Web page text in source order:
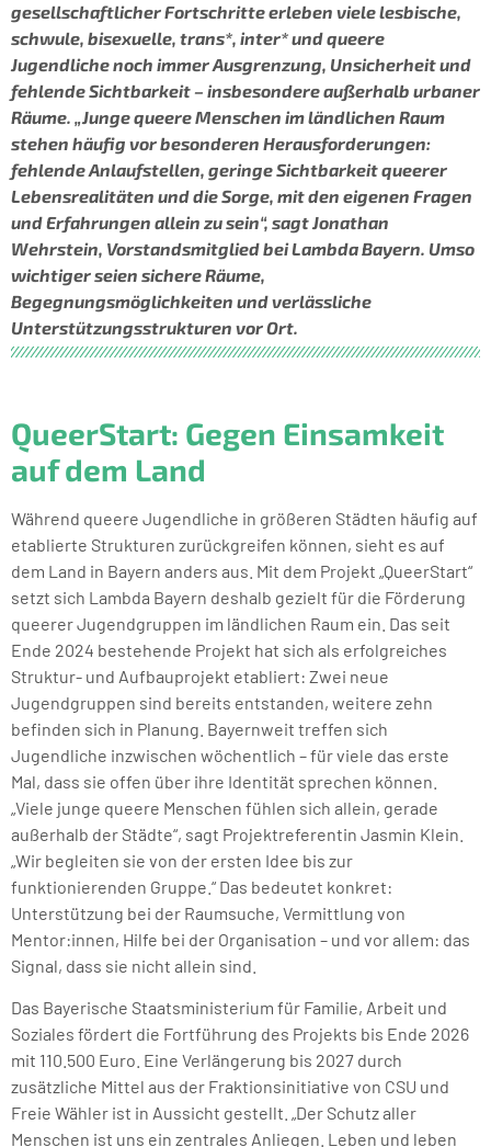
gesellschaftlicher Fortschritte erleben viele lesbische,
schwule, bisexuelle, trans*, inter* und queere
Jugendliche noch immer Ausgrenzung, Unsicherheit und
fehlende Sichtbarkeit – insbesondere außerhalb urbaner
Räume. „Junge queere Menschen im ländlichen Raum
stehen häufig vor besonderen Herausforderungen:
fehlende Anlaufstellen, geringe Sichtbarkeit queerer
Lebensrealitäten und die Sorge, mit den eigenen Fragen
und Erfahrungen allein zu sein“, sagt Jonathan
Wehrstein, Vorstandsmitglied bei Lambda Bayern. Umso
wichtiger seien sichere Räume,
Begegnungsmöglichkeiten und verlässliche
Unterstützungsstrukturen vor Ort.
QueerStart: Gegen Einsamkeit
auf dem Land
Während queere Jugendliche in größeren Städten häufig auf
etablierte Strukturen zurückgreifen können, sieht es auf
dem Land in Bayern anders aus. Mit dem Projekt „QueerStart“
setzt sich Lambda Bayern deshalb gezielt für die Förderung
queerer Jugendgruppen im ländlichen Raum ein. Das seit
Ende 2024 bestehende Projekt hat sich als erfolgreiches
Struktur- und Aufbauprojekt etabliert: Zwei neue
Jugendgruppen sind bereits entstanden, weitere zehn
befinden sich in Planung. Bayernweit treffen sich
Jugendliche inzwischen wöchentlich – für viele das erste
Mal, dass sie offen über ihre Identität sprechen können.
„Viele junge queere Menschen fühlen sich allein, gerade
außerhalb der Städte“, sagt Projektreferentin Jasmin Klein.
„Wir begleiten sie von der ersten Idee bis zur
funktionierenden Gruppe.“ Das bedeutet konkret:
Unterstützung bei der Raumsuche, Vermittlung von
Mentor:innen, Hilfe bei der Organisation – und vor allem: das
Signal, dass sie nicht allein sind.
Das Bayerische Staatsministerium für Familie, Arbeit und
Soziales fördert die Fortführung des Projekts bis Ende 2026
mit 110.500 Euro. Eine Verlängerung bis 2027 durch
zusätzliche Mittel aus der Fraktionsinitiative von CSU und
Freie Wähler ist in Aussicht gestellt. „Der Schutz aller
Menschen ist uns ein zentrales Anliegen. Leben und leben